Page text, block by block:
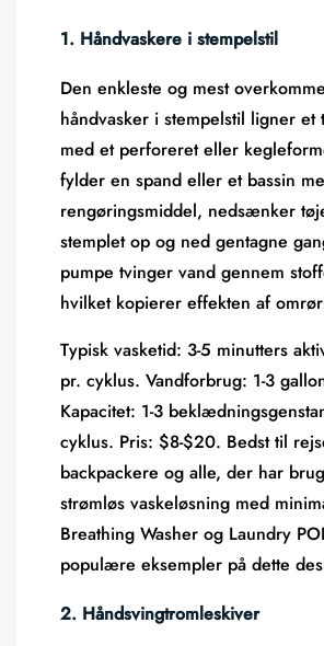
1. Håndvaskere i stempelstil
Den enkleste og mest
håndvasker i stempelstil ligner et
med et perforeret eller
fylder en spand eller et bassin
rengøringsmiddel, nedsænker
stemplet op og ned gentagne
pumpe tvinger vand gennem
hvilket kopierer effekten af
Typisk vasketid: 3-5 minutters
pr. cyklus. Vandforbrug: 1-3
Kapacitet: 1-3
cyklus. Pris: $8-$20. Bedst til
backpackere og alle, der har
strømløs vaskeløsning med
Breathing Washer og Laundry
populære eksempler på dette
2. Håndsvingtromleskiver